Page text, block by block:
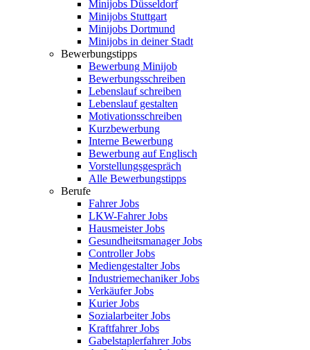
Minijobs Düsseldorf
Minijobs Stuttgart
Minijobs Dortmund
Minijobs in deiner Stadt
Bewerbungstipps
Bewerbung Minijob
Bewerbungsschreiben
Lebenslauf schreiben
Lebenslauf gestalten
Motivationsschreiben
Kurzbewerbung
Interne Bewerbung
Bewerbung auf Englisch
Vorstellungsgespräch
Alle Bewerbungstipps
Berufe
Fahrer Jobs
LKW-Fahrer Jobs
Hausmeister Jobs
Gesundheitsmanager Jobs
Controller Jobs
Mediengestalter Jobs
Industriemechaniker Jobs
Verkäufer Jobs
Kurier Jobs
Sozialarbeiter Jobs
Kraftfahrer Jobs
Gabelstaplerfahrer Jobs